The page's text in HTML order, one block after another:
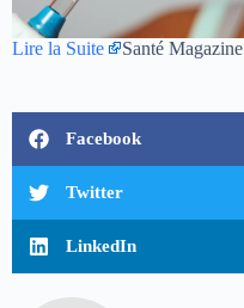
Lire la Suite Santé Magazine
Facebook
Twitter
LinkedIn